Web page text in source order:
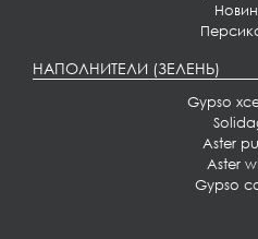
НАПОЛНИТЕЛИ (ЗЕЛЕНЬ)
Gypso
Aster
Aster
Gypso